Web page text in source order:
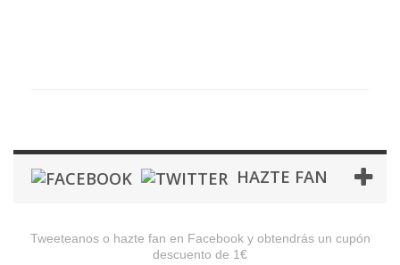
HAZTE FAN
Tweeteanos o hazte fan en Facebook y obtendrás un cupón
descuento de 1€